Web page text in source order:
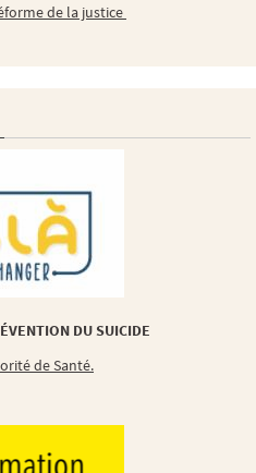
de la justice
DU SUICIDE
de Santé.